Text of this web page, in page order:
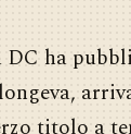
DC ha